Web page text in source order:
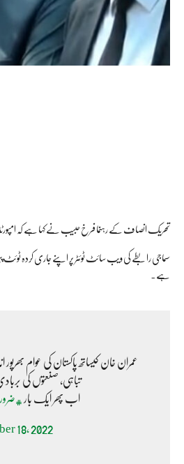
تحریک انصاف کے رہنما فرخ حبیب نے کہا ہے کہ
سماجی رابطے کی ویب سائٹ ٹوئٹر پر اپنے جاری کردہ
ہے۔
عمران خان کیساتھ پاکستان کی عوام
تباہی، صنعتوں کی بربادی ،
اب پھر ایک بار
18, 2022